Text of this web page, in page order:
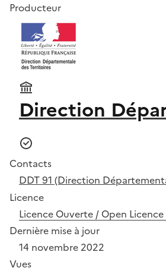
Producteur
Direction
Contacts
DDT 91 (Direction
Licence
Licence Ouverte / Open Licence
Dernière mise à jour
14 novembre 2022
Vues